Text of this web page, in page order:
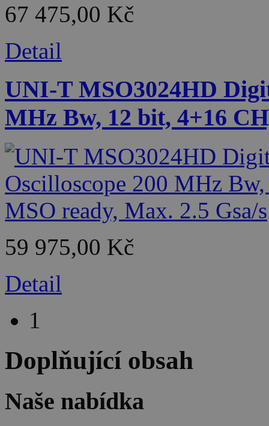
67 475,00 Kč
Detail
UNI-T MSO3024HD
MHz Bw, 12 bit, 4+16
59 975,00 Kč
Detail
1
Doplňující obsah
Naše nabídka